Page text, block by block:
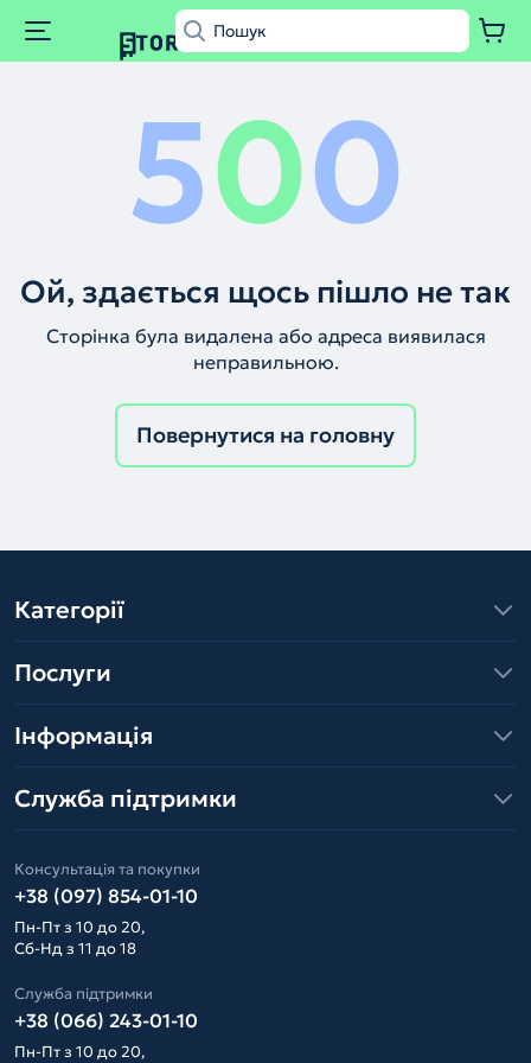
500
Ой, здається щось пішло не так
Сторінка була видалена або адреса виявилася
неправильною.
Повернутися на головну
Категорії
Послуги
Інформація
Служба підтримки
Консультація та покупки
+38 (097) 854-01-10
Пн-Пт з 10 до 20,
Сб-Нд з 11 до 18
Служба підтримки
+38 (066) 243-01-10
Пн-Пт з 10 до 20,